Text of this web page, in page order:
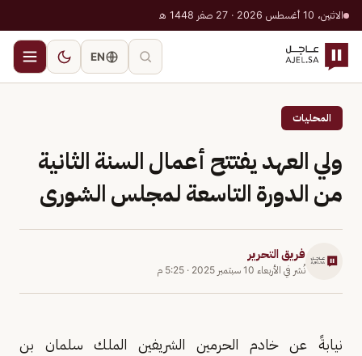
الاثنين، 10 أغسطس 2026 · 27 صفر 1448 هـ
EN
المحليات
ولي العهد يفتتح أعمال السنة الثانية
من الدورة التاسعة لمجلس الشورى
فريق التحرير
نُشر في الأربعاء 10 سبتمبر 2025 · 5:25 م
نيابةً عن خادم الحرمين الشريفين الملك سلمان بن